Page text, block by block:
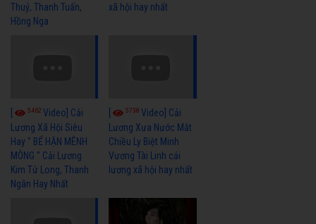
Thuỷ, Thanh Tuấn,
Hồng Nga
xã hội hay nhất
5462 Video] Cải
Lương Xã Hội Siêu
Hay " BỂ HẬN MÊNH
MÔNG " Cải Lương
Kim Tử Long, Thanh
Ngân Hay Nhất
5738Video] Cải
Lương Xưa Nước Mắt
Chiều Ly Biệt Minh
Vương Tài Linh cải
lương xã hội hay nhất